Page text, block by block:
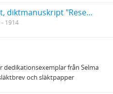
Albert Theodor Gellerstedt, diktmanuskript "Reseskizz" och "Till lite kvar" samt tryckta boken "Eftersommar. En skizzbok på vers"
- 1914
dedikationsexemplar från Selma
och släktpapper